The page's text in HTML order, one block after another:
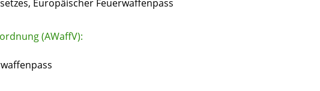
Europäischer Feuerwaffenpass
(AWaffV):